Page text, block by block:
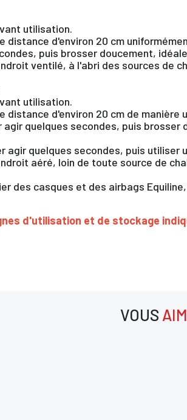
utilisation.
distance d'environ 20 cm
puis brosser doucement,
ventilé, à l'abri des sources de
utilisation.
distance d'environ 20 cm de manière
quelques secondes, puis brosser
agir quelques secondes, puis utiliser
aéré, loin de toute source de
des casques et des airbags
d'utilisation et de stockage
VOUS
×
Vous devez être connecté pour